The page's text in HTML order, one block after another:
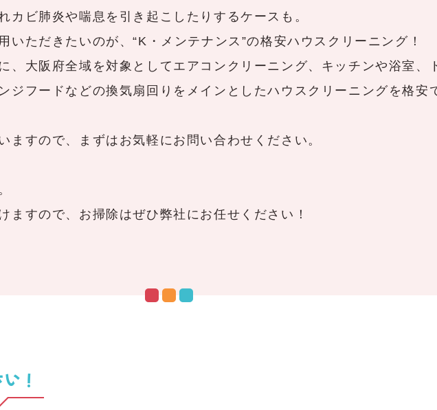
カビ肺炎や喘息を引き起こしたりするケースも。
いただきたいのが、“K・メンテナンス”の格安ハウスクリーニング！
、大阪府全域を対象としてエアコンクリーニング、キッチンや浴室、
ジフードなどの換気扇回りをメインとしたハウスクリーニングを格安
ますので、まずはお気軽にお問い合わせください。
ますので、お掃除はぜひ弊社にお任せください！
！